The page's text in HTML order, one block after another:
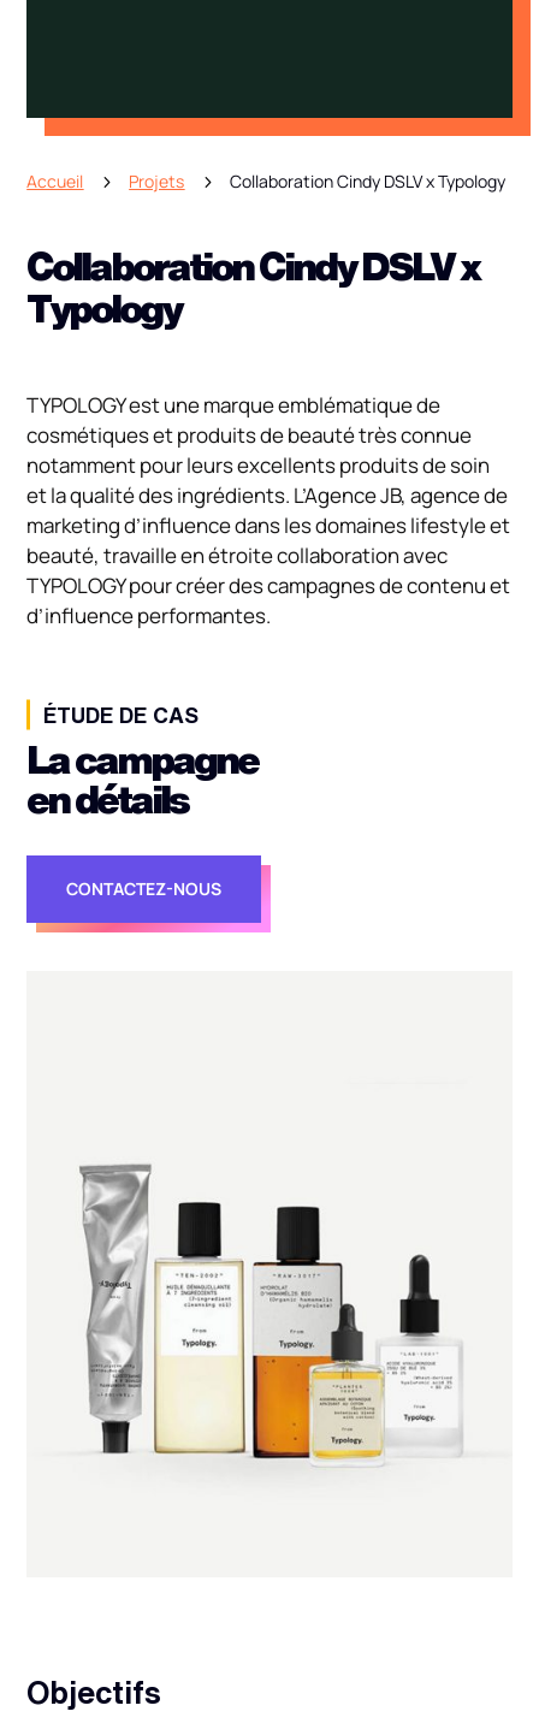
Accueil 5 Projets 5 Collaboration Cindy DSLV x Typology
Collaboration Cindy DSLV x
Typology
TYPOLOGY est une marque emblématique de
cosmétiques et produits de beauté très connue
notamment pour leurs excellents produits de soin
et la qualité des ingrédients. L’Agence JB, agence de
marketing d’influence dans les domaines lifestyle et
beauté, travaille en étroite collaboration avec
TYPOLOGY pour créer des campagnes de contenu et
d’influence performantes.
ÉTUDE DE CAS
La campagne
en détails
CONTACTEZ-NOUS
Objectifs